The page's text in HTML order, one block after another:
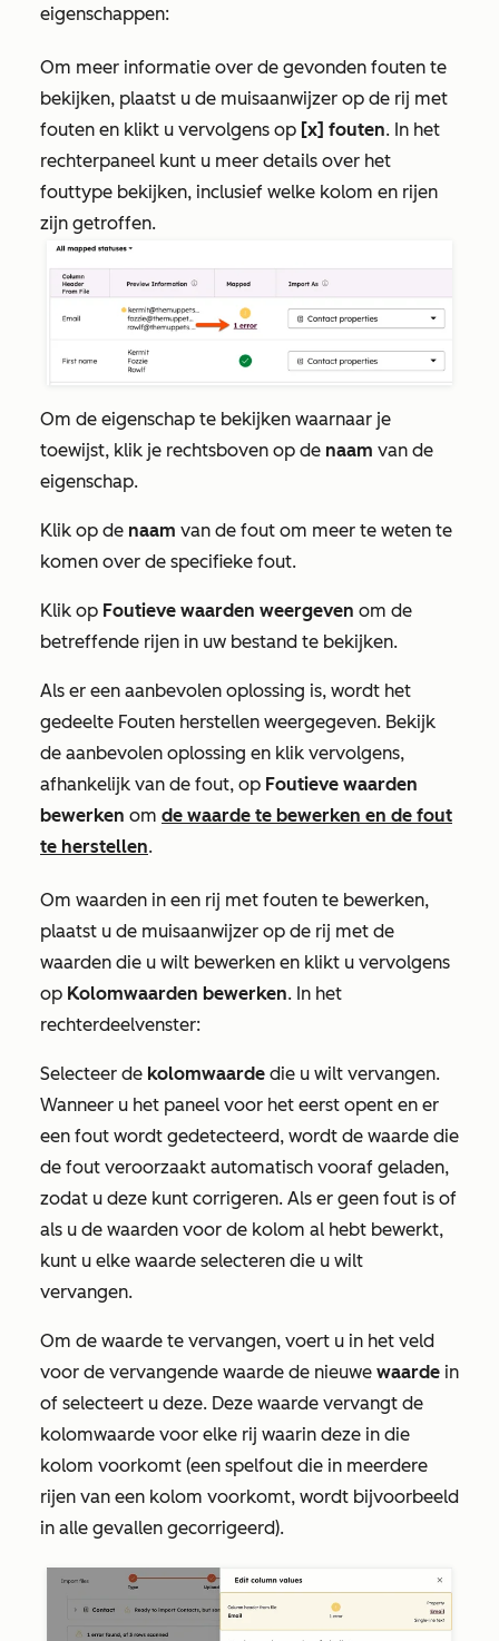
eigenschappen:
Om meer informatie over de gevonden fouten te
bekijken, plaatst u de muisaanwijzer op de rij met
fouten en klikt u vervolgens op [x] fouten. In het
rechterpaneel kunt u meer details over het
fouttype bekijken, inclusief welke kolom en rijen
zijn getroffen.
Om de eigenschap te bekijken waarnaar je
toewijst, klik je rechtsboven op de naam van de
eigenschap.
Klik op de naam van de fout om meer te weten te
komen over de specifieke fout.
Klik op Foutieve waarden weergeven om de
betreffende rijen in uw bestand te bekijken.
Als er een aanbevolen oplossing is, wordt het
gedeelte Fouten herstellen weergegeven. Bekijk
de aanbevolen oplossing en klik vervolgens,
afhankelijk van de fout, op Foutieve waarden
bewerken om de waarde te bewerken en de fout
te herstellen.
Om waarden in een rij met fouten te bewerken,
plaatst u de muisaanwijzer op de rij met de
waarden die u wilt bewerken en klikt u vervolgens
op Kolomwaarden bewerken. In het
rechterdeelvenster:
Selecteer de kolomwaarde die u wilt vervangen.
Wanneer u het paneel voor het eerst opent en er
een fout wordt gedetecteerd, wordt de waarde die
de fout veroorzaakt automatisch vooraf geladen,
zodat u deze kunt corrigeren. Als er geen fout is of
als u de waarden voor de kolom al hebt bewerkt,
kunt u elke waarde selecteren die u wilt
vervangen.
Om de waarde te vervangen, voert u in het veld
voor de vervangende waarde de nieuwe waarde in
of selecteert u deze. Deze waarde vervangt de
kolomwaarde voor elke rij waarin deze in die
kolom voorkomt (een spelfout die in meerdere
rijen van een kolom voorkomt, wordt bijvoorbeeld
in alle gevallen gecorrigeerd).